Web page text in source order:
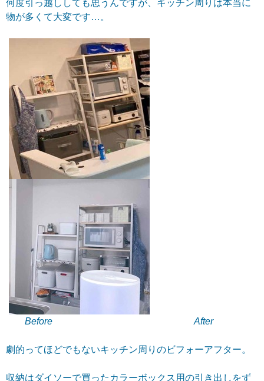
何度引っ越ししても思うんですが、キッチン周りは本当に
物が多くて大変です…。
Before After
劇的ってほどでもないキッチン周りのビフォーアフター。
収納はダイソーで買ったカラーボックス用の引き出しをず